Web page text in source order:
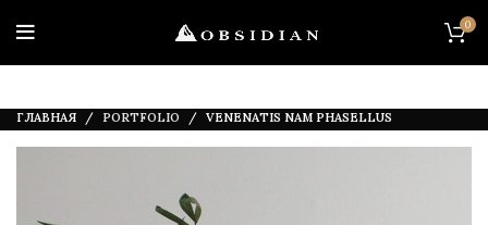
0
ГЛАВНАЯ PORTFOLIO VENENATIS NAM PHASELLUS